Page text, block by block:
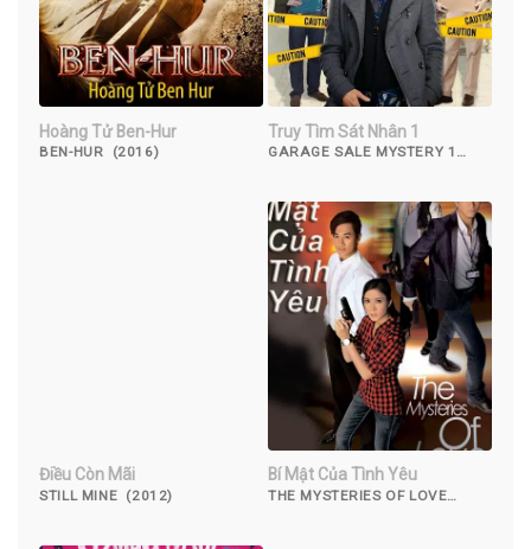
Hoàng Tử Ben-Hur
BEN-HUR (2016)
Truy Tìm Sát Nhân 1
GARAGE SALE MYSTERY 1
Điều Còn Mãi
STILL MINE (2012)
Bí Mật Của Tình Yêu
THE MYSTERIES OF LOVE